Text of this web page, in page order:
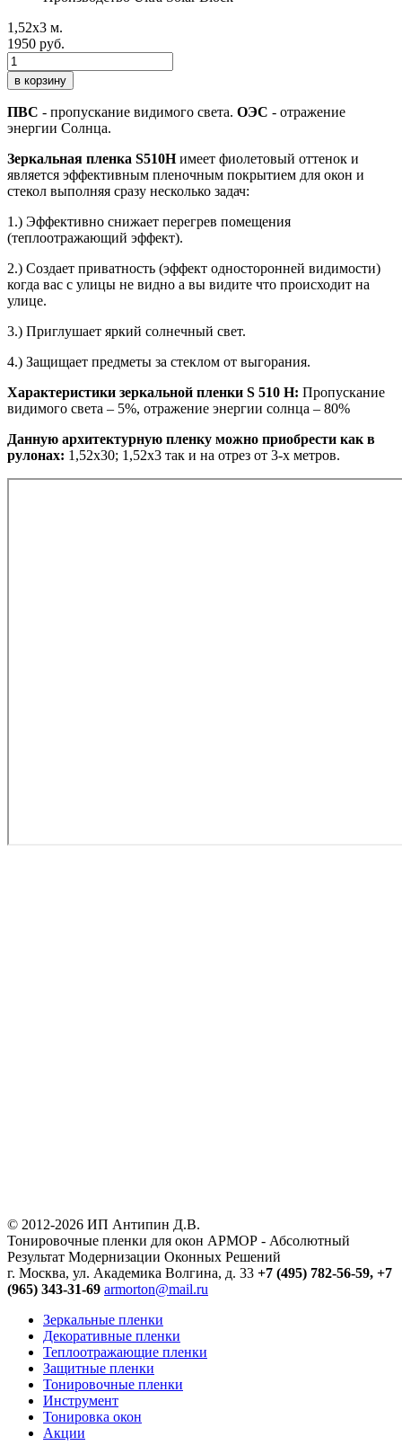
1,52х3 м.
1950 руб.
в корзину
ПВС - пропускание видимого света. ОЭС - отражение
энергии Солнца.
Зеркальная пленка S510Hимеет фиолетовый оттенок и
является эффективным пленочным покрытием для окон и
стекол выполняя сразу несколько задач:
1.) Эффективно снижает перегрев помещения
(теплоотражающий эффект).
2.) Создает приватность (эффект односторонней видимости)
когда вас с улицы не видно а вы видите что происходит на
улице.
3.) Приглушает яркий солнечный свет.
4.) Защищает предметы за стеклом от выгорания.
Характеристики зеркальной пленки S 510 H: Пропускание
видимого света – 5%, отражение энергии солнца – 80%
Данную архитектурную пленку можно приобрести как в
рулонах: 1,52х30; 1,52х3 так и на отрез от 3-х метров.
© 2012-2026 ИП Антипин Д.В.
Тонировочные пленки для окон АРМОР - Абсолютный
Результат Модернизации Оконных Решений
г. Москва, ул. Академика Волгина, д. 33 +7 (495) 782-56-59, +7
(965) 343-31-69 armorton@mail.ru
Зеркальные пленки
Декоративные пленки
Теплоотражающие пленки
Защитные пленки
Тонировочные пленки
Инструмент
Тонировка окон
Акции